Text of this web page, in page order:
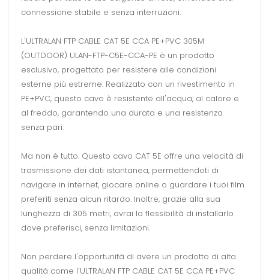
connessione stabile e senza interruzioni.
L'ULTRALAN FTP CABLE CAT 5E CCA PE+PVC 305M
(OUTDOOR) ULAN-FTP-C5E-CCA-PE è un prodotto
esclusivo, progettato per resistere alle condizioni
esterne più estreme. Realizzato con un rivestimento in
PE+PVC, questo cavo è resistente all'acqua, al calore e
al freddo, garantendo una durata e una resistenza
senza pari.
Ma non è tutto. Questo cavo CAT 5E offre una velocità di
trasmissione dei dati istantanea, permettendoti di
navigare in internet, giocare online o guardare i tuoi film
preferiti senza alcun ritardo. Inoltre, grazie alla sua
lunghezza di 305 metri, avrai la flessibilità di installarlo
dove preferisci, senza limitazioni.
Non perdere l'opportunità di avere un prodotto di alta
qualità come l'ULTRALAN FTP CABLE CAT 5E CCA PE+PVC